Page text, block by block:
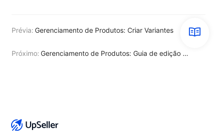
Prévia: Gerenciamento de Produtos: Criar Variantes
Próximo: Gerenciamento de Produtos: Guia de edição em massa de produtos de Armazém